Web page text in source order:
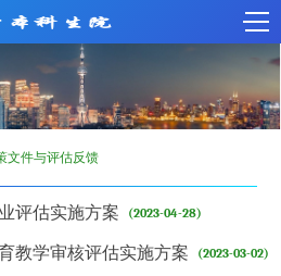
文件与评估反馈
评估实施方案 (2023-04-28)
教学审核评估实施方案 (2023-03-02)